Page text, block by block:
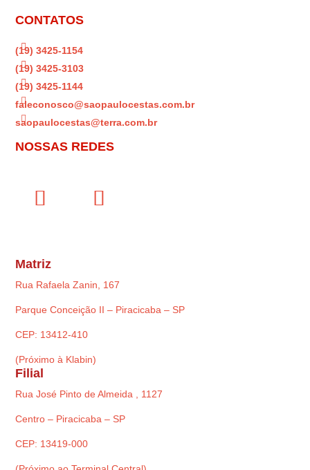
CONTATOS

(19) 3425-1154

(19) 3425-3103

(19) 3425-1144

faleconosco@saopaulocestas.com.br

saopaulocestas@terra.com.br
NOSSAS REDES
Matriz
Rua Rafaela Zanin, 167
Parque Conceição II – Piracicaba – SP
CEP: 13412-410
(Próximo à Klabin)
Filial
Rua José Pinto de Almeida , 1127
Centro – Piracicaba – SP
CEP: 13419-000